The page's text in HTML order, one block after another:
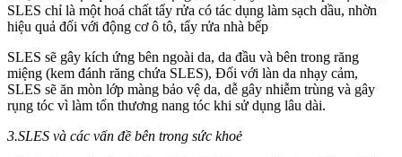
SLES chỉ là một hoá chất tẩy rửa có tác dụng làm sạch dầu, nhờn
hiệu quả đối với động cơ ô tô, tẩy rửa nhà bếp
SLES sẽ gây kích ứng bên ngoài da, da đầu và bên trong răng
miệng (kem đánh răng chứa SLES), Đối với làn da nhạy cảm,
SLES sẽ ăn mòn lớp màng bảo vệ da, dễ gây nhiễm trùng và gây
rụng tóc vì làm tổn thương nang tóc khi sử dụng lâu dài.
3.SLES và các vấn đề bên trong sức khoẻ